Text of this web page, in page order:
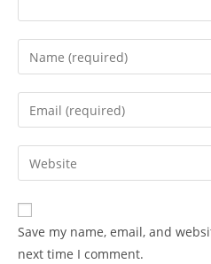
Enter
your
name
comment
Enter
your
email
address
comment
Enter
your
website
URL
(optional)
Save my name, email, and
next time I comment.